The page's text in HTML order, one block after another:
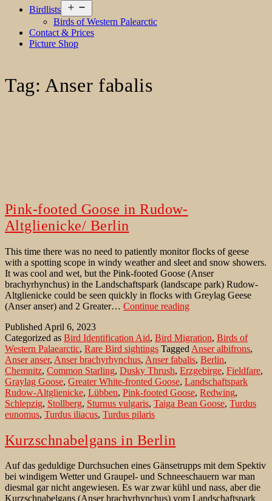
Birdlists
menu
Birds of Western Palearctic
Contact & Prices
Picture Shop
Tag:Anser fabalis
Pink-footed Goose in Rudow-
Altglienicke/ Berlin
This time there was no need to patiently monitor flocks of geese
with a spotting scope in windy weather and sleet and snow showers.
It was cool and wet, but the Pink-footed Goose (Anser
brachyrhynchus) in the Landschaftspark (landscape park) Rudow-
Altglienicke could be seen quickly in flocks with Greylag Geese
(Anser anser) and 2 Greater… Continue readingPink-
in
Rudow-
Altglienicke/
Berlin
Published April 6, 2023
Categorized as Bird Identification Aid, Bird Migration, Birds of
Western Palaearctic, Rare Bird sightings Tagged Anser albifrons,
Anser anser, Anser brachyrhynchus, Anser fabalis, Berlin,
Chemnitz, Common Starling, Dusky Thrush, Erzgebirge, Fieldfare,
Graylag Goose, Greater White-fronted Goose, Landschaftspark
Rudow-Altglienicke, Lübben, Pink-footed Goose, Redwing,
Schlepzig, Stollberg, Sturnus vulgaris, Taiga Bean Goose, Turdus
eunomus, Turdus iliacus, Turdus pilaris
Kurzschnabelgans in Berlin
Auf das geduldige Durchsuchen eines Gänsetrupps mit dem Spektiv
bei windigem Wetter und Graupel- und Schneeschauern war man
diesmal gar nicht angewiesen. Es war zwar kühl und nass, aber die
Kurzschnabelgans (Anser brachyrhynchus) vom Landschaftspark